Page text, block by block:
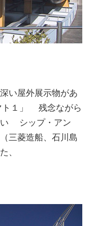
い屋外展示物があ
ト１」 残念ながら
い シップ・アン
三菱造船、石川島
、